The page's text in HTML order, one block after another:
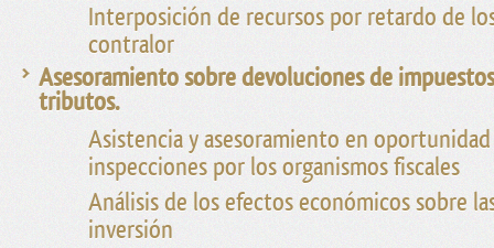
Interposición de recursos por retardo de
contralor
Asesoramiento sobre devoluciones de
tributos.
Asistencia y asesoramiento en
inspecciones por los organismos fiscales
Análisis de los efectos económicos sobre
inversión